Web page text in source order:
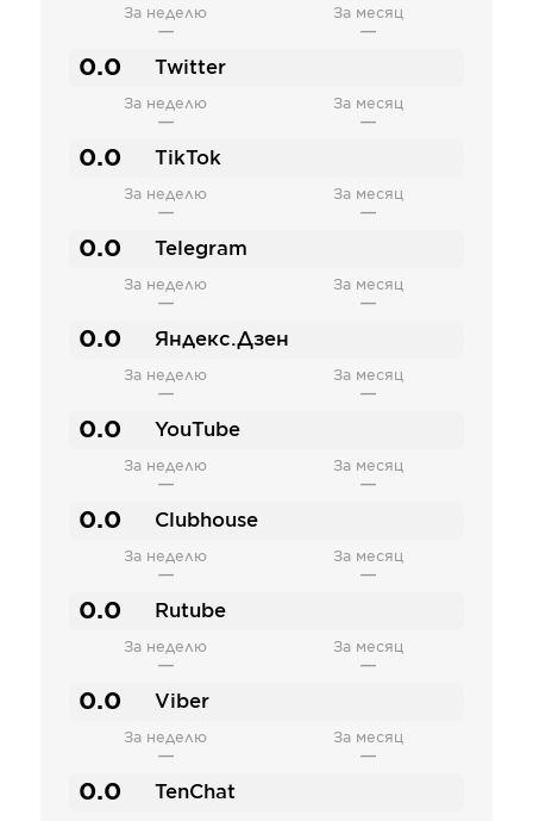
За неделю
—
За месяц
—
0.0 Twitter
За неделю
—
За месяц
—
0.0 TikTok
За неделю
—
За месяц
—
0.0 Telegram
За неделю
—
За месяц
—
0.0 Яндекс.Дзен
За неделю
—
За месяц
—
0.0 YouTube
За неделю
—
За месяц
—
0.0 Clubhouse
За неделю
—
За месяц
—
0.0 Rutube
За неделю
—
За месяц
—
0.0 Viber
За неделю
—
За месяц
—
0.0 TenChat